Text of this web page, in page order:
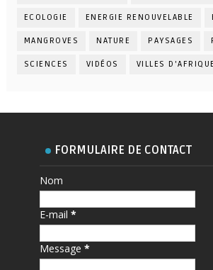
ECOLOGIE ENERGIE RENOUVELABLE
MANGROVES NATURE PAYSAGES
SCIENCES VIDÉOS VILLES D'AFRIQUE
FORMULAIRE DE CONTACT
Nom
E-mail*
Message*